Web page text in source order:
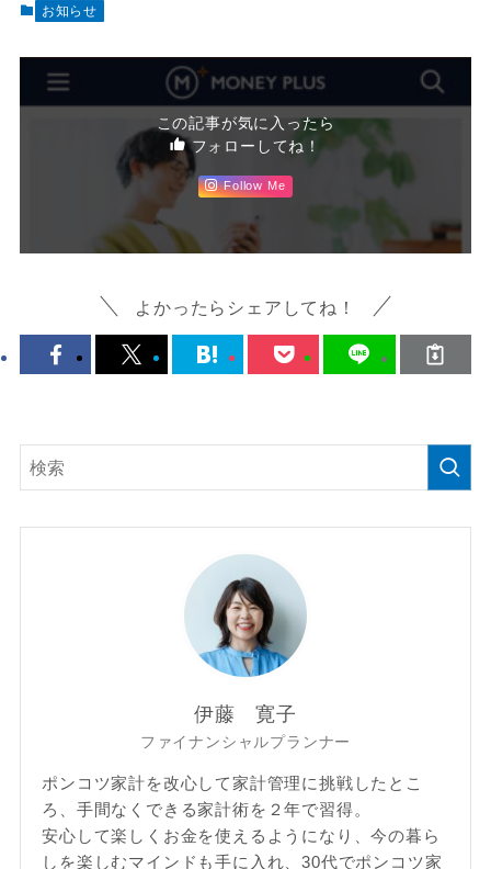
お知らせ
この記事が気に入ったら
フォローしてね！
Follow Me
よかったらシェアしてね！
伊藤 寛子
ファイナンシャルプランナー
ポンコツ家計を改心して家計管理に挑戦したとこ
ろ、手間なくできる家計術を２年で習得。
安心して楽しくお金を使えるようになり、今の暮ら
しを楽しむマインドも手に入れ、30代でポンコツ家